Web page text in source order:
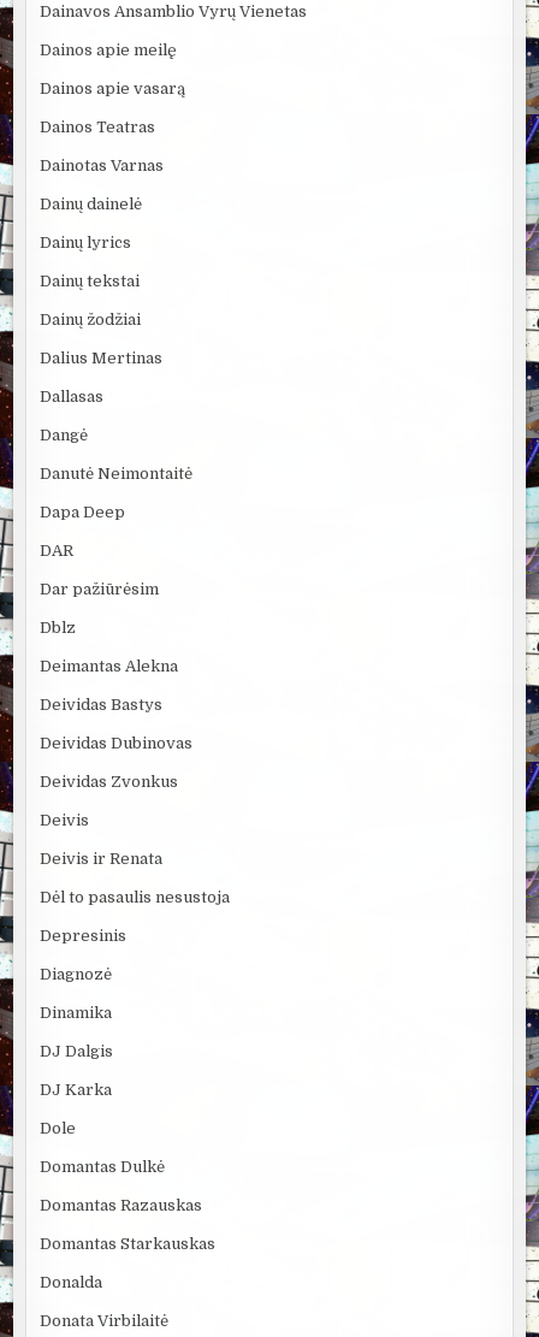
Dainavos Ansamblio Vyrų Vienetas
Dainos apie meilę
Dainos apie vasarą
Dainos Teatras
Dainotas Varnas
Dainų dainelė
Dainų lyrics
Dainų tekstai
Dainų žodžiai
Dalius Mertinas
Dallasas
Dangė
Danutė Neimontaitė
Dapa Deep
DAR
Dar pažiūrėsim
Dblz
Deimantas Alekna
Deividas Bastys
Deividas Dubinovas
Deividas Zvonkus
Deivis
Deivis ir Renata
Dėl to pasaulis nesustoja
Depresinis
Diagnozė
Dinamika
DJ Dalgis
DJ Karka
Dole
Domantas Dulkė
Domantas Razauskas
Domantas Starkauskas
Donalda
Donata Virbilaitė